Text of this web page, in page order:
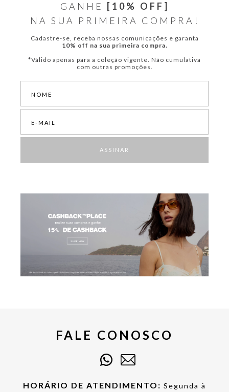
GANHE
[10% OFF]
NA SUA PRIMEIRA COMPRA!
Cadastre-se, receba nossas comunicações e garanta
10% off na sua primeira compra.
*Válido apenas para a coleção vigente. Não cumulativa
com outras promoções.
ASSINAR
FALE CONOSCO
HORÁRIO DE ATENDIMENTO: Segunda à